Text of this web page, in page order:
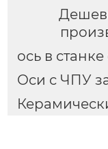
ось в
Оси с ЧПУ